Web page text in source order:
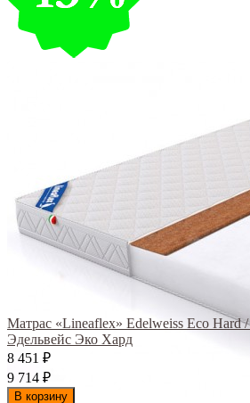
Матрас «Lineaflex» Edelweiss Eco Hard
Эдельвейс Эко Хард
8 451
₽
9 714 ₽
В корзину